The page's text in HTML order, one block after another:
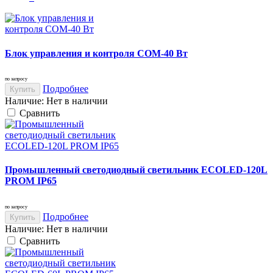
Блок управления и контроля СОМ-40 Вт
по запросу
Купить
Подробнее
Наличие: Нет в наличии
Cравнить
Промышленный светодиодный светильник ECOLED-120L
PROM IP65
по запросу
Купить
Подробнее
Наличие: Нет в наличии
Cравнить